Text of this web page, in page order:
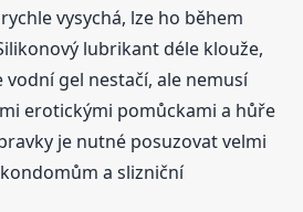
vysychá, lze ho během
lubrikant déle klouže,
vodní gel nestačí, ale nemusí
erotickými pomůckami a hůře
je nutné posuzovat velmi
a slizniční